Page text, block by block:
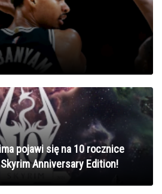
pojawi się na 10 rocznice
Anniversary Edition!